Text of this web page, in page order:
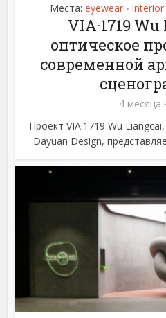
Места: eyewear • interior
VIA·1719
оптическое
современной
4 месяца
Проект VIA·1719 Wu
Dayuan Design,